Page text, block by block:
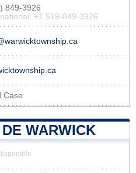
849-3926
+1 519-849-3926
Case
WARWICK